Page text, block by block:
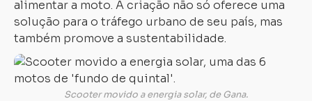
alimentar a moto. A criação não só oferece uma
solução para o tráfego urbano de seu país, mas
também promove a sustentabilidade.
Scooter movido a energia solar, de Gana.